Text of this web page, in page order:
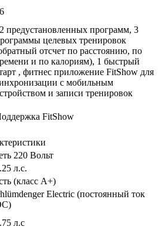
предустановленных программ, 3
целевых тренировок
отсчет по расстоянию, по
и по калориям), 1 быстрый
, фитнес приложение FitShow для
с мобильным
и записи тренировок
FitShow
220 Вольт
л.с.
(класс А+)
Electric (постоянный ток
л.с